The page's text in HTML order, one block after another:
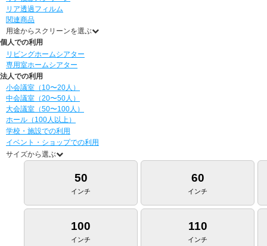
リア透過フィルム
関連商品
用途からスクリーンを選ぶ
個人での利用
リビングホームシアター
専用室ホームシアター
法人での利用
小会議室（10〜20人）
中会議室（20〜50人）
大会議室（50〜100人）
ホール（100人以上）
学校・施設での利用
イベント・ショップでの利用
サイズから選ぶ
50
インチ
60
インチ
100
インチ
110
インチ